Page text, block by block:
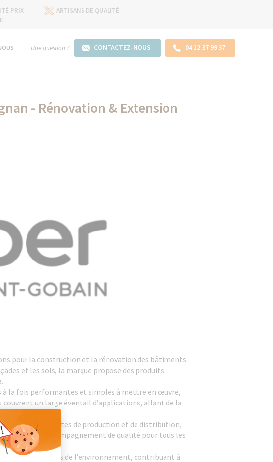
PRIX
ARTISANS DE QUALITÉ
Une question ? CONTACTEZ-NOUS 04 12 37 99 37
- Rénovation & Extension
pour la construction et la rénovation des bâtiments.
et les sols, la marque propose des produits
à la fois performantes et simples à mettre en œuvre,
un large éventail d’applications, allant de la
de nombreux sites de production et de distribution,
et un accompagnement de qualité pour tous les
respectueuses de l’environnement, contribuant à
: Personnalisez vos Options